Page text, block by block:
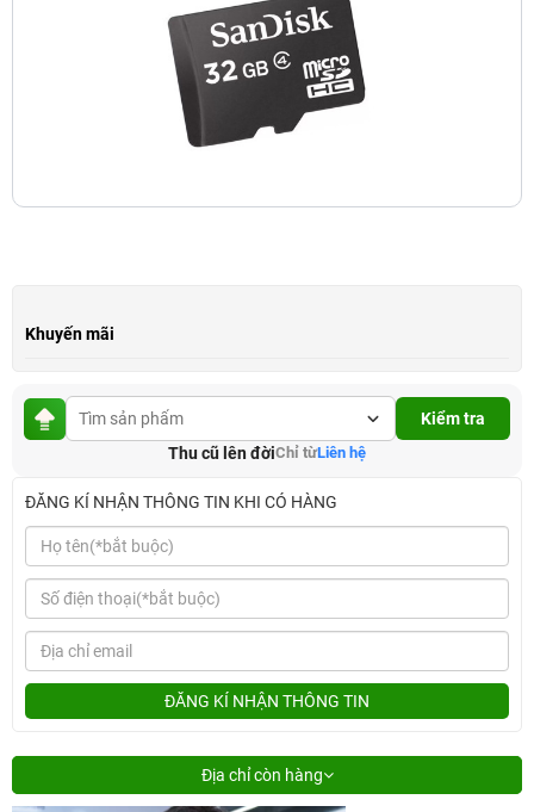
Khuyến mãi
Kiểm tra
Thu cũ lên đờiChỉ từLiên hệ
ĐĂNG KÍ NHẬN THÔNG TIN KHI CÓ HÀNG
ĐĂNG KÍ NHẬN THÔNG TIN
Địa chỉ còn hàng